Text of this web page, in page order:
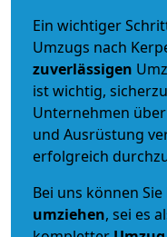
Ein wichtiger
Umzugs nach
zuverlässigen
ist wichtig,
Unternehmen
und Ausrüstung
erfolgreich
Bei uns können Sie
umziehen, sei es